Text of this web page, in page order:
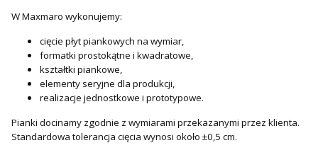
W Maxmaro wykonujemy:
cięcie płyt piankowych na wymiar,
formatki prostokątne i kwadratowe,
kształtki piankowe,
elementy seryjne dla produkcji,
realizacje jednostkowe i prototypowe.
Pianki docinamy zgodnie z wymiarami przekazanymi przez klienta.
Standardowa tolerancja cięcia wynosi około ±0,5 cm.